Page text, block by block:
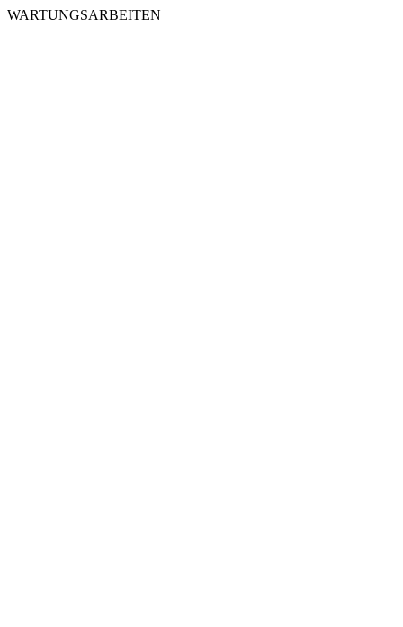
WARTUNGSARBEITEN